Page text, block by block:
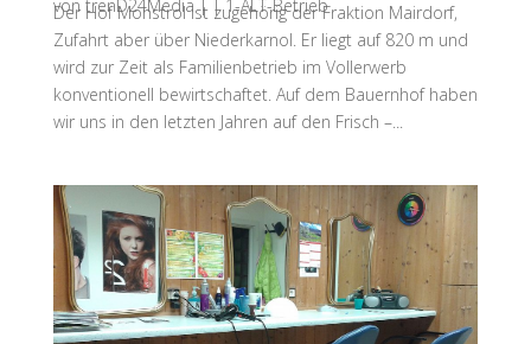
von trenD24Media| |1-ALT-Betrieb
Der Hof Monstrol ist zugehörig der Fraktion Mairdorf,
Zufahrt aber über Niederkarnol. Er liegt auf 820 m und
wird zur Zeit als Familienbetrieb im Vollerwerb
konventionell bewirtschaftet. Auf dem Bauernhof haben
wir uns in den letzten Jahren auf den Frisch –...